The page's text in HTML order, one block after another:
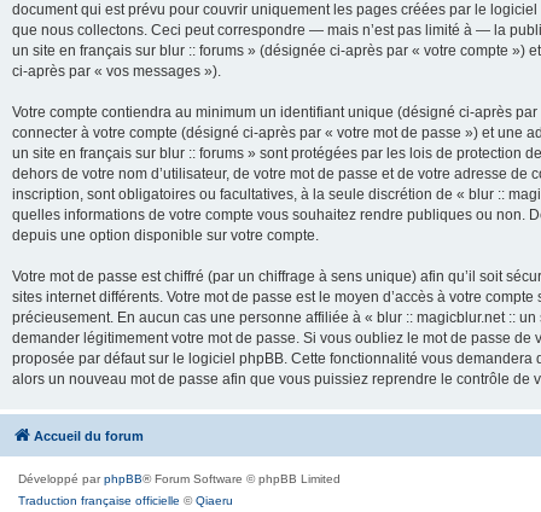
document qui est prévu pour couvrir uniquement les pages créées par le
que nous collectons. Ceci peut correspondre — mais n’est pas limité à — la
un site en français sur blur :: forums » (désignée ci-après par « votre compte
ci-après par « vos messages »).
Votre compte contiendra au minimum un identifiant unique (désigné ci-après
connecter à votre compte (désigné ci-après par « votre mot de passe ») et une
un site en français sur blur :: forums » sont protégées par les lois de protection
dehors de votre nom d’utilisateur, de votre mot de passe et de votre adresse
inscription, sont obligatoires ou facultatives, à la seule discrétion de « blur ::
quelles informations de votre compte vous souhaitez rendre publiques ou non.
depuis une option disponible sur votre compte.
Votre mot de passe est chiffré (par un chiffrage à sens unique) afin qu’il soit
sites internet différents. Votre mot de passe est le moyen d’accès à votre
précieusement. En aucun cas une personne affiliée à « blur :: magicblur.net ::
demander légitimement votre mot de passe. Si vous oubliez le mot de passe
proposée par défaut sur le logiciel phpBB. Cette fonctionnalité vous
alors un nouveau mot de passe afin que vous puissiez reprendre le contrôle de
Accueil du forum
Développé parphpBB® Forum Software © phpBB Limited
Traduction française officielle ©Qiaeru